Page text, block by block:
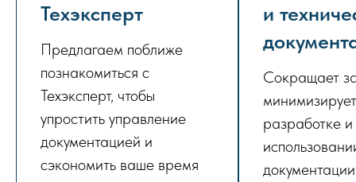
Техэксперт
Предлагаем поближе
познакомиться с
Техэксперт, чтобы
упростить управление
документацией и
сэкономить ваше время
и
Сокращает
разработке и